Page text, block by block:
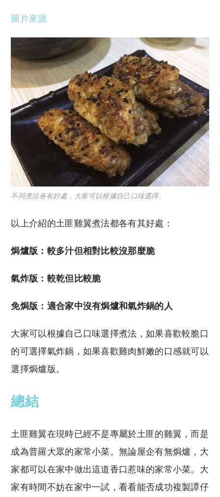
圖片來源
不同煮法各有好處，大家可以根據自己口味選擇。
以上介紹的土匪雞翼煮法都各有其好處：
焗爐版：較多汁但相對比較沒那麼脆
氣炸版：較乾但比較脆
免焗版：適合家中沒有焗爐和氣炸鍋的人
大家可以根據自己口味選擇煮法，如果喜歡較脆口
的可選擇氣炸鍋，如果喜歡雞肉鮮嫩的口感就可以
選擇焗爐版。
總結
土匪雞翼在現時已經不是專屬於土匪的雞翼，而是
成為普羅大眾的家常小菜。無論屋企有無焗爐，大
家都可以在家中做出這道香口惹味的家常小菜。大
家有時間不妨在家中一試，看看能否成功複製譚仔